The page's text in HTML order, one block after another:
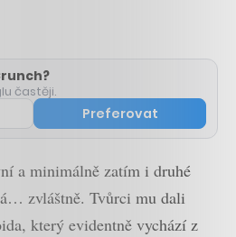
častěji.
Preferovat
a minimálně zatím i druhé
zvláštně. Tvůrci mu dali
který evidentně vychází z